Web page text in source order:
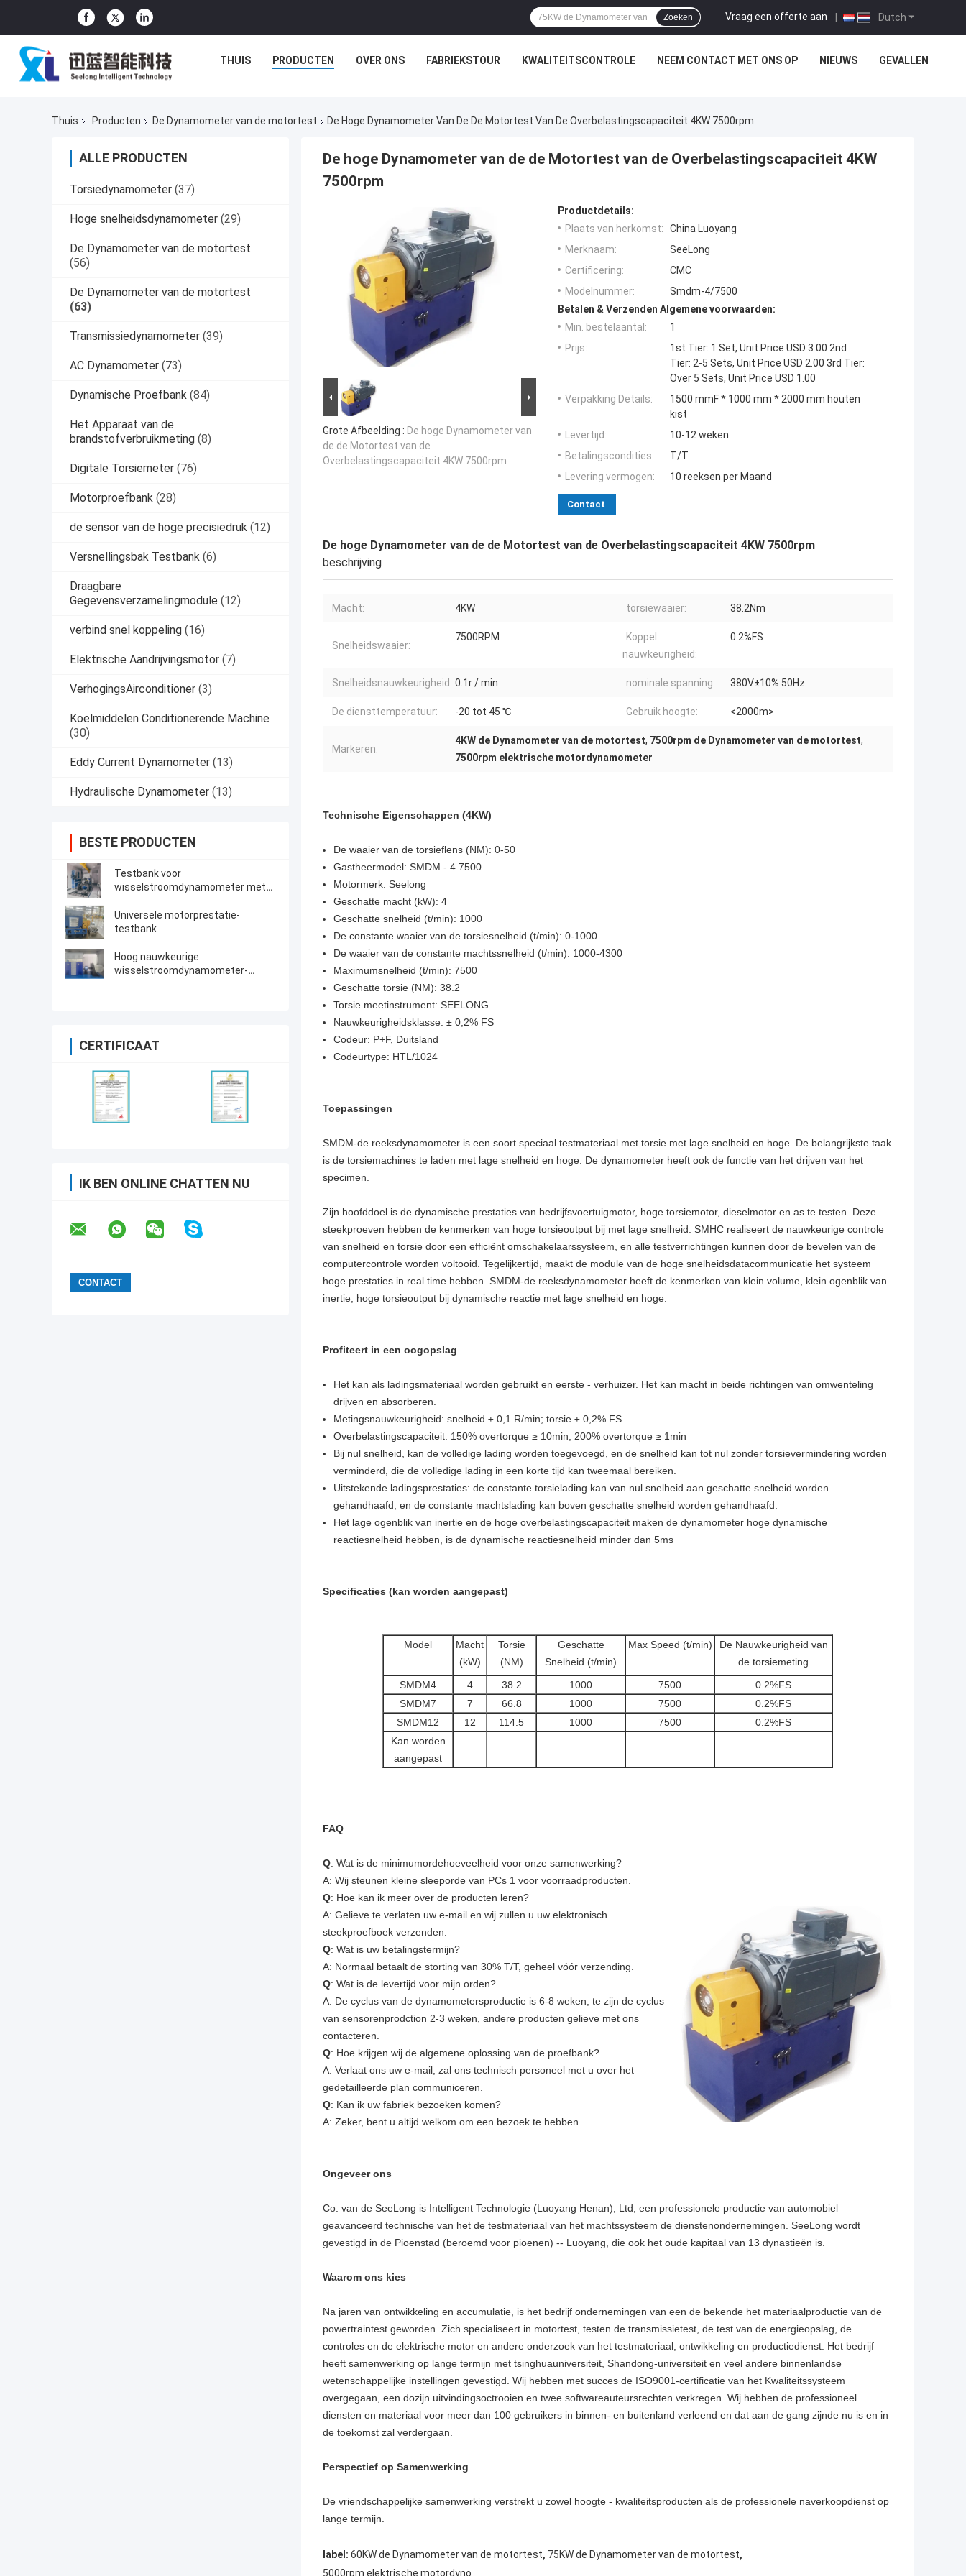
Dutch
Vraag een offerte aan |
Zoeken
THUIS PRODUCTEN OVER ONS FABRIEKSTOUR KWALITEITSCONTROLE NEEM CONTACT MET ONS OP NIEUWS GEVALLEN
Thuis Producten De Dynamometer van de motortest De Hoge Dynamometer Van De De Motortest Van De Overbelastingscapaciteit 4KW 7500rpm
ALLE PRODUCTEN
Torsiedynamometer (37)
Hoge snelheidsdynamometer (29)
De Dynamometer van de motortest
(56)
De Dynamometer van de motortest
(63)
Transmissiedynamometer (39)
AC Dynamometer (73)
Dynamische Proefbank (84)
Het Apparaat van de
brandstofverbruikmeting (8)
Digitale Torsiemeter (76)
Motorproefbank (28)
de sensor van de hoge precisiedruk (12)
Versnellingsbak Testbank (6)
Draagbare
Gegevensverzamelingmodule (12)
verbind snel koppeling (16)
Elektrische Aandrijvingsmotor (7)
VerhogingsAirconditioner (3)
Koelmiddelen Conditionerende Machine
(30)
Eddy Current Dynamometer (13)
Hydraulische Dynamometer (13)
BESTE PRODUCTEN
Testbank voor
wisselstroomdynamometer met
Universele motorprestatie-
testbank
Hoog nauwkeurige
wisselstroomdynamometer-
CERTIFICAAT
IK BEN ONLINE CHATTEN NU
De hoge Dynamometer van de de Motortest van de Overbelastingscapaciteit 4KW
7500rpm
Grote Afbeelding : De hoge Dynamometer van
de de Motortest van de
Overbelastingscapaciteit 4KW 7500rpm
Productdetails:
Plaats van herkomst:
China Luoyang
Merknaam:
SeeLong
Certificering:
CMC
Modelnummer:
Smdm-4/7500
Betalen & Verzenden Algemene voorwaarden:
Min. bestelaantal:
1
Prijs:
1st Tier: 1 Set, Unit Price USD 3.00 2nd
Tier: 2-5 Sets, Unit Price USD 2.00 3rd Tier:
Over 5 Sets, Unit Price USD 1.00
Verpakking Details:
1500 mmF * 1000 mm * 2000 mm houten
kist
Levertijd:
10-12 weken
Betalingscondities:
T/T
Levering vermogen:
10 reeksen per Maand
Contact
De hoge Dynamometer van de de Motortest van de Overbelastingscapaciteit 4KW 7500rpm
beschrijving
Macht: 4KW torsiewaaier: 38.2Nm
Snelheidswaaier:
7500RPM
Koppel
nauwkeurigheid:
0.2%FS
Snelheidsnauwkeurigheid: 0.1r / min nominale spanning: 380V±10% 50Hz
De diensttemperatuur: -20 tot 45 ℃ Gebruik hoogte: <2000m>
Markeren:
4KW de Dynamometer van de motortest, 7500rpm de Dynamometer van de motortest,
7500rpm elektrische motordynamometer
Technische Eigenschappen (4KW)
De waaier van de torsieflens (NM): 0-50
Gastheermodel: SMDM - 4 7500
Motormerk: Seelong
Geschatte macht (kW): 4
Geschatte snelheid (t/min): 1000
De constante waaier van de torsiesnelheid (t/min): 0-1000
De waaier van de constante machtssnelheid (t/min): 1000-4300
Maximumsnelheid (t/min): 7500
Geschatte torsie (NM): 38.2
Torsie meetinstrument: SEELONG
Nauwkeurigheidsklasse: ± 0,2% FS
Codeur: P+F, Duitsland
Codeurtype: HTL/1024
Toepassingen
SMDM-de reeksdynamometer is een soort speciaal testmateriaal met torsie met lage snelheid en hoge. De belangrijkste taak
is de torsiemachines te laden met lage snelheid en hoge. De dynamometer heeft ook de functie van het drijven van het
specimen.
Zijn hoofddoel is de dynamische prestaties van bedrijfsvoertuigmotor, hoge torsiemotor, dieselmotor en as te testen. Deze
steekproeven hebben de kenmerken van hoge torsieoutput bij met lage snelheid. SMHC realiseert de nauwkeurige controle
van snelheid en torsie door een efficiënt omschakelaarssysteem, en alle testverrichtingen kunnen door de bevelen van de
computercontrole worden voltooid. Tegelijkertijd, maakt de module van de hoge snelheidsdatacommunicatie het systeem
hoge prestaties in real time hebben. SMDM-de reeksdynamometer heeft de kenmerken van klein volume, klein ogenblik van
inertie, hoge torsieoutput bij dynamische reactie met lage snelheid en hoge.
Profiteert in een oogopslag
Het kan als ladingsmateriaal worden gebruikt en eerste - verhuizer. Het kan macht in beide richtingen van omwenteling
drijven en absorberen.
Metingsnauwkeurigheid: snelheid ± 0,1 R/min; torsie ± 0,2% FS
Overbelastingscapaciteit: 150% overtorque ≥ 10min, 200% overtorque ≥ 1min
Bij nul snelheid, kan de volledige lading worden toegevoegd, en de snelheid kan tot nul zonder torsievermindering worden
verminderd, die de volledige lading in een korte tijd kan tweemaal bereiken.
Uitstekende ladingsprestaties: de constante torsielading kan van nul snelheid aan geschatte snelheid worden
gehandhaafd, en de constante machtslading kan boven geschatte snelheid worden gehandhaafd.
Het lage ogenblik van inertie en de hoge overbelastingscapaciteit maken de dynamometer hoge dynamische
reactiesnelheid hebben, is de dynamische reactiesnelheid minder dan 5ms
Specificaties (kan worden aangepast)
Model
Macht
(kW)
Torsie
(NM)
Geschatte
Snelheid (t/min)
Max Speed (t/min)
De Nauwkeurigheid van
de torsiemeting
SMDM4
4 38.2 1000 7500
0.2%FS
SMDM7
7 66.8 1000 7500
0.2%FS
SMDM12
12 114.5 1000 7500
0.2%FS
Kan worden
aangepast
FAQ
Q: Wat is de minimumordehoeveelheid voor onze samenwerking?
A: Wij steunen kleine sleeporde van PCs 1 voor voorraadproducten.
Q: Hoe kan ik meer over de producten leren?
A: Gelieve te verlaten uw e-mail en wij zullen u uw elektronisch
steekproefboek verzenden.
Q: Wat is uw betalingstermijn?
A: Normaal betaalt de storting van 30% T/T, geheel vóór verzending.
Q: Wat is de levertijd voor mijn orden?
A: De cyclus van de dynamometersproductie is 6-8 weken, te zijn de cyclus
van sensorenprodction 2-3 weken, andere producten gelieve met ons
contacteren.
Q: Hoe krijgen wij de algemene oplossing van de proefbank?
A: Verlaat ons uw e-mail, zal ons technisch personeel met u over het
gedetailleerde plan communiceren.
Q: Kan ik uw fabriek bezoeken komen?
A: Zeker, bent u altijd welkom om een bezoek te hebben.
Ongeveer ons
Co. van de SeeLong is Intelligent Technologie (Luoyang Henan), Ltd, een professionele productie van automobiel
geavanceerd technische van het de testmateriaal van het machtssysteem de dienstenondernemingen. SeeLong wordt
gevestigd in de Pioenstad (beroemd voor pioenen) -- Luoyang, die ook het oude kapitaal van 13 dynastieën is.
Waarom ons kies
Na jaren van ontwikkeling en accumulatie, is het bedrijf ondernemingen van een de bekende het materiaalproductie van de
powertraintest geworden. Zich specialiseert in motortest, testen de transmissietest, de test van de energieopslag, de
controles en de elektrische motor en andere onderzoek van het testmateriaal, ontwikkeling en productiedienst. Het bedrijf
heeft samenwerking op lange termijn met tsinghuauniversiteit, Shandong-universiteit en veel andere binnenlandse
wetenschappelijke instellingen gevestigd. Wij hebben met succes de ISO9001-certificatie van het Kwaliteitssysteem
overgegaan, een dozijn uitvindingsoctrooien en twee softwareauteursrechten verkregen. Wij hebben de professioneel
diensten en materiaal voor meer dan 100 gebruikers in binnen- en buitenland verleend en dat aan de gang zijnde nu is en in
de toekomst zal verdergaan.
Perspectief op Samenwerking
De vriendschappelijke samenwerking verstrekt u zowel hoogte - kwaliteitsproducten als de professionele naverkoopdienst op
lange termijn.
label: 60KW de Dynamometer van de motortest, 75KW de Dynamometer van de motortest,
5000rpm elektrische motordyno